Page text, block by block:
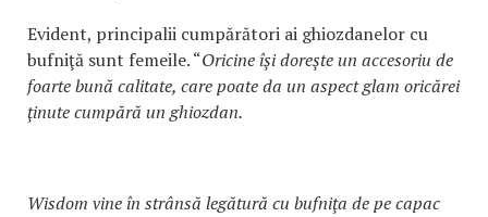
Evident, principalii cumpărători ai ghiozdanelor cu
bufniţă sunt femeile. “Oricine îşi doreşte un accesoriu de
foarte bună calitate, care poate da un aspect glam oricărei
ţinute cumpără un ghiozdan.
Wisdom vine în strânsă legătură cu bufniţa de pe capac